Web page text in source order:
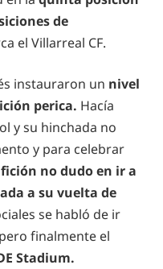
de
el Villarreal CF.
instauraron un nivel
perica. Hacía
y su hinchada no
y para celebrar
no dudo en ir a
a su vuelta de
se habló de ir
finalmente el
Stadium.